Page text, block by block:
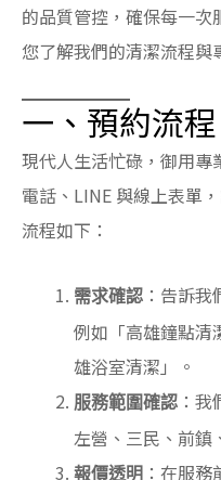
的品質管控，確保每一
您了解我們的清潔流程與
一、預約流
現代人生活忙碌，御用
電話、LINE 與線上表單
流程如下：
需求確認 ：告訴
例如「高雄鐘點清
雄浴室清潔」。
服務範圍確認 ：
左營、三民、前鎮
報價透明 ：在服